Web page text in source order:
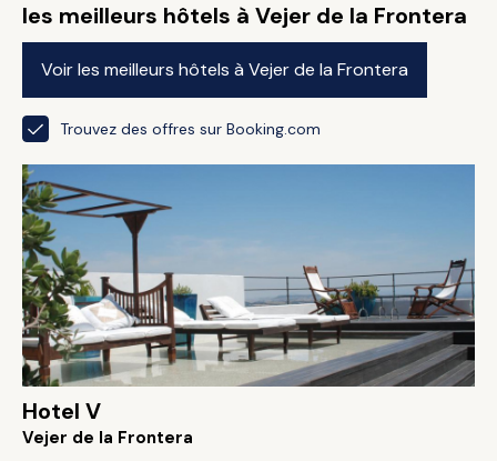
les meilleurs hôtels à Vejer de la Frontera
Voir les meilleurs hôtels à Vejer de la Frontera
Trouvez des offres sur Booking.com
Hotel V
Vejer de la Frontera